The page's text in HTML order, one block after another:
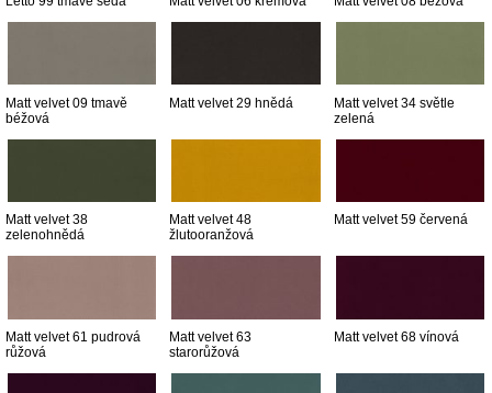
Matt velvet 09 tmavě
béžová
Matt velvet 29 hnědá
Matt velvet 34 světle
zelená
Matt velvet 38
zelenohnědá
Matt velvet 48
žlutooranžová
Matt velvet 59 červená
Matt velvet 61 pudrová
růžová
Matt velvet 63
starorůžová
Matt velvet 68 vínová